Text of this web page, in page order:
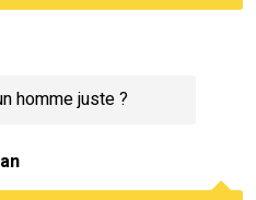
homme juste ?